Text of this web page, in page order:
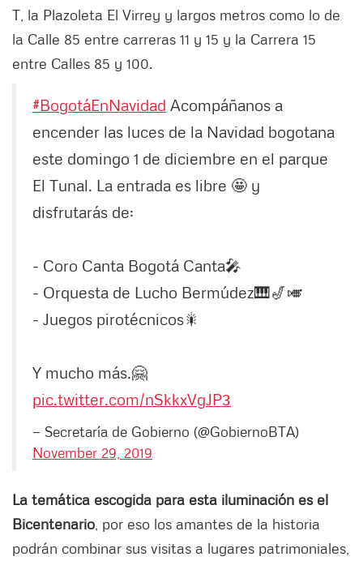
T, la Plazoleta El Virrey y largos metros como lo de
la Calle 85 entre carreras 11 y 15 y la Carrera 15
entre Calles 85 y 100.
#BogotáEnNavidad Acompáñanos a
encender las luces de la Navidad bogotana
este domingo 1 de diciembre en el parque
El Tunal. La entrada es libre 🤩 y
disfrutarás de:
- Coro Canta Bogotá Canta🎤
- Orquesta de Lucho Bermúdez🎹🎷🎺
- Juegos pirotécnicos🎇
Y mucho más.🤗
pic.twitter.com/nSkkxVgJP3
— Secretaría de Gobierno (@GobiernoBTA)
November 29, 2019
La temática escogida para esta iluminación es el
Bicentenario , por eso los amantes de la historia
podrán combinar sus visitas a lugares patrimoniales,